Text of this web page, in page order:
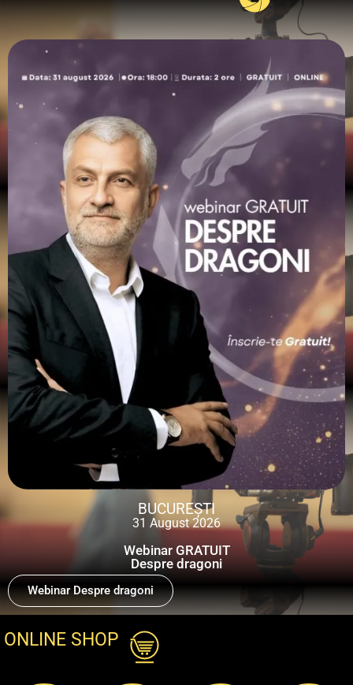
BUCUREȘTI
31 August 2026
Webinar GRATUIT
Despre dragoni
Webinar Despre dragoni
ONLINE SHOP